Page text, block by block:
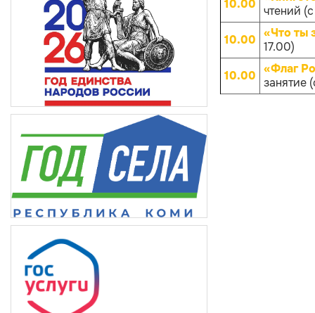
10.00 чтений
10.00 «Что ты
17.00)
10.00 «Флаг
занятие